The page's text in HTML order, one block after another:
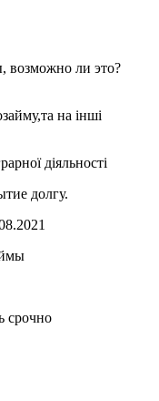
возможно ли это?
на інші
діяльності
долгу.
срочно